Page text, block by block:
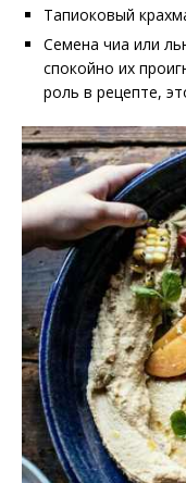
Тапиоковый
Семена чиа или
спокойно их
роль в рецепте,